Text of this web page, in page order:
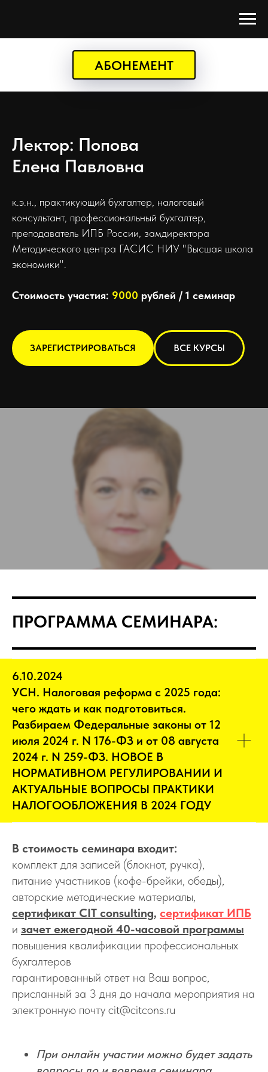
АБОНЕМЕНТ
Лектор: Попова
Елена Павловна
к.э.н., практикующий бухгалтер, налоговый
консультант, профессиональный бухгалтер,
преподаватель ИПБ России, замдиректора
Методического центра ГАСИС НИУ "Высшая школа
экономики".
Стоимость участия: 9000 рублей / 1 семинар
ЗАРЕГИСТРИРОВАТЬСЯ ВСЕ КУРСЫ
ПРОГРАММА СЕМИНАРА:
6.10.2024
УСН. Налоговая реформа с 2025 года:
чего ждать и как подготовиться.
Разбираем Федеральные законы от 12
июля 2024 г. N 176-ФЗ и от 08 августа
2024 г. N 259-ФЗ. НОВОЕ В
НОРМАТИВНОМ РЕГУЛИРОВАНИИ И
АКТУАЛЬНЫЕ ВОПРОСЫ ПРАКТИКИ
НАЛОГООБЛОЖЕНИЯ В 2024 ГОДУ
В стоимость семинара входит:
комплект для записей (блокнот, ручка),
питание участников (кофе-брейки, обеды),
авторские методические материалы,
сертификат CIT consulting, сертификат ИПБ
и зачет ежегодной 40-часовой программы
повышения квалификации профессиональных
бухгалтеров
гарантированный ответ на Ваш вопрос,
присланный за 3 дня до начала мероприятия на
электронную почту cit@citcons.ru
При онлайн участии можно будет задать